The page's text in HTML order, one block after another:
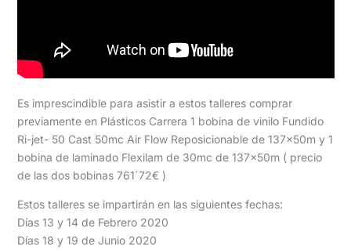
Es imprescindible para asistir a estos talleres comprar
previamente en Plásticos Carrera 1 bobina de vinilo Fundido
Ri-jet- 50 Cast 50mc Air Flow Reposicionable de 137x50m y 1
bobina de laminado Flexilam de 30mc de 137x50m ( precio
de las dos bobinas 761´72€ )
Estos talleres se impartirán en las siguientes fechas:
Días 13 y 14 de Febrero 2020
Días 18 y 19 de Junio 2020